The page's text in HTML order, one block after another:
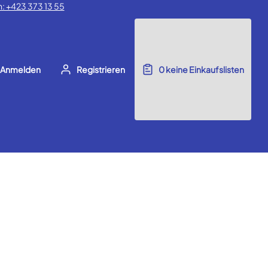
+423 373 13 55
Anmelden Registrieren 0keine Einkaufslisten